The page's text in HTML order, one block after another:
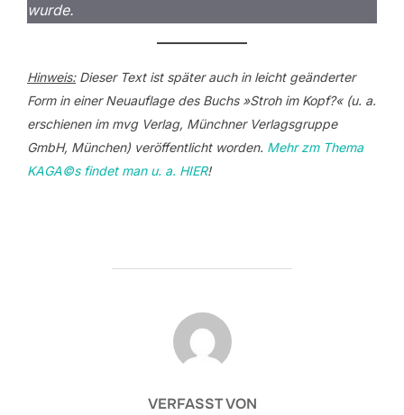
wurde.
Hinweis:Dieser Text ist später auch in leicht geänderter
Form in einer Neuauflage des Buchs »Stroh im Kopf?« (u. a.
erschienen im mvg Verlag, Münchner Verlagsgruppe
GmbH, München) veröffentlicht worden. Mehr zm Thema
KAGA©s findet man u. a. HIER!
BEITRAGSAUTOR
VERFASST VON